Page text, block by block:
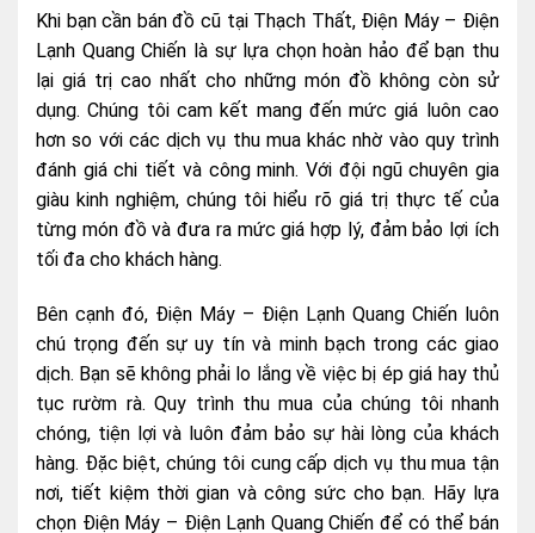
Khi bạn cần bán đồ cũ tại Thạch Thất, Điện Máy – Điện
Lạnh Quang Chiến là sự lựa chọn hoàn hảo để bạn thu
lại giá trị cao nhất cho những món đồ không còn sử
dụng. Chúng tôi cam kết mang đến mức giá luôn cao
hơn so với các dịch vụ thu mua khác nhờ vào quy trình
đánh giá chi tiết và công minh. Với đội ngũ chuyên gia
giàu kinh nghiệm, chúng tôi hiểu rõ giá trị thực tế của
từng món đồ và đưa ra mức giá hợp lý, đảm bảo lợi ích
tối đa cho khách hàng.
Bên cạnh đó, Điện Máy – Điện Lạnh Quang Chiến luôn
chú trọng đến sự uy tín và minh bạch trong các giao
dịch. Bạn sẽ không phải lo lắng về việc bị ép giá hay thủ
tục rườm rà. Quy trình thu mua của chúng tôi nhanh
chóng, tiện lợi và luôn đảm bảo sự hài lòng của khách
hàng. Đặc biệt, chúng tôi cung cấp dịch vụ thu mua tận
nơi, tiết kiệm thời gian và công sức cho bạn. Hãy lựa
chọn Điện Máy – Điện Lạnh Quang Chiến để có thể bán